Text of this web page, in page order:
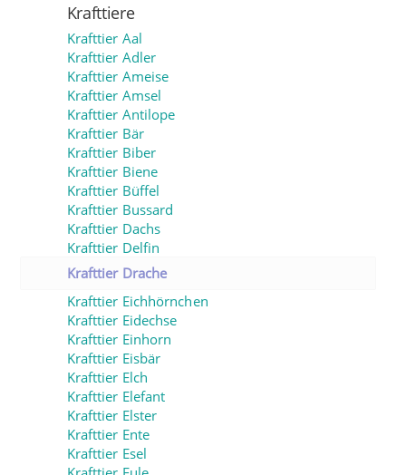
Krafttiere
Krafttier Aal
Krafttier Adler
Krafttier Ameise
Krafttier Amsel
Krafttier Antilope
Krafttier Bär
Krafttier Biber
Krafttier Biene
Krafttier Büffel
Krafttier Bussard
Krafttier Dachs
Krafttier Delfin
Krafttier Drache
Krafttier Eichhörnchen
Krafttier Eidechse
Krafttier Einhorn
Krafttier Eisbär
Krafttier Elch
Krafttier Elefant
Krafttier Elster
Krafttier Ente
Krafttier Esel